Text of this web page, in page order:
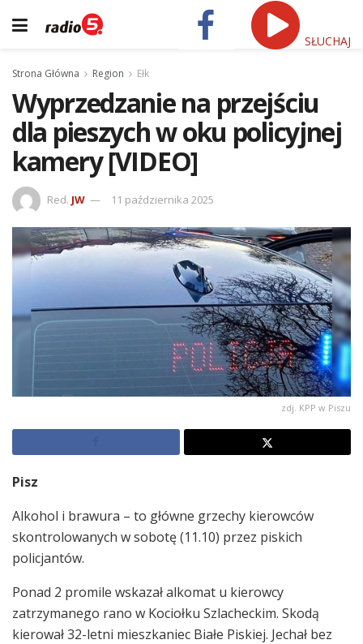
SŁUCHAJ
Strona Główna Region Ełk
Wyprzedzanie na przejściu
dla pieszych w oku policyjnej
kamery [VIDEO]
Red. JW 11 października 2025
zdj. KPP w Piszu
Pisz
Alkohol i brawura – to główne grzechy kierowców
skontrolowanych w sobotę (11.10) przez piskich
policjantów.
Ponad 2 promile wskazał alkomat u kierowcy
zatrzymanego rano w Kociołku Szlacheckim. Skodą
kierował 32-letni mieszkaniec Białe Piskiej. Jechał bez